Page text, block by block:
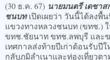
(30 ธ.ค. 67) นายมนตรี เดชา
ชนบทเปิดเผยว่า วันนี้ได้ลง
แขวงทางหลวงชนบท (ขทช.)
ขทช.ชัยนาท ขทช.ลพบุรี และ
เทศกาลส่งท้ายปีเก่าต้อนรับปี
กลับภูมิลำเนาและท่องเที่ยวต